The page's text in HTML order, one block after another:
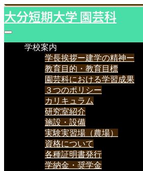
大分短期大学 園芸科
学校案内
学長挨拶ー建学の精神ー
教育目的・教育目標
園芸科における学習成果
３つのポリシー
カリキュラム
研究室紹介
施設・設備
実験実習場（農場）
資格について
各種証明書発行
学納金・奨学金